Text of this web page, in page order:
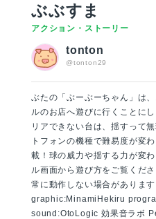
ぶぶすま
アクション・ストーリー
tonton
@tonton29
ぶたの「ぶーぶーちゃん」は
ルのお店へ遊びに行くことに
リアできない台は、揺すって
トフォンの機種で難易度が変
載！球の威力や揺する力が変
ル画面から遊び方をご覧くだ
常に動作しない場合がありま
graphic:MinamiHekiru
sound:OtoLogic 効果音ラボ